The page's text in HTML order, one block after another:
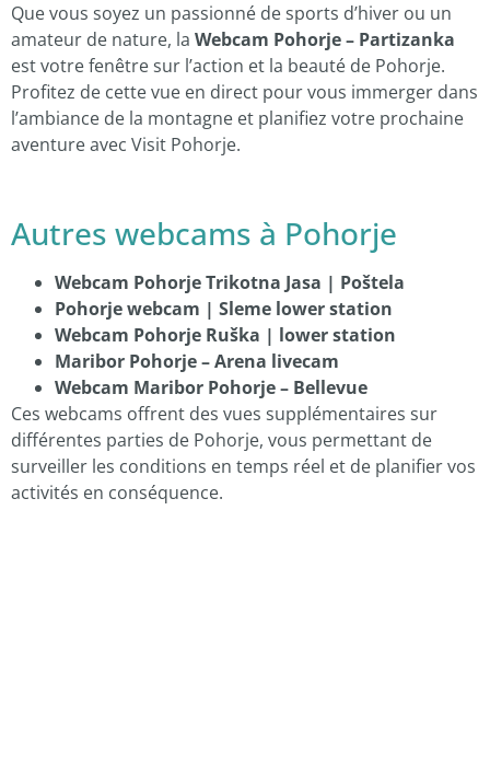
Que vous soyez un passionné de sports d’hiver ou un
amateur de nature, la Webcam Pohorje – Partizanka
est votre fenêtre sur l’action et la beauté de Pohorje.
Profitez de cette vue en direct pour vous immerger dans
l’ambiance de la montagne et planifiez votre prochaine
aventure avec Visit Pohorje.
Autres webcams à Pohorje
Webcam Pohorje Trikotna Jasa | Poštela
Pohorje webcam | Sleme lower station
Webcam Pohorje Ruška | lower station
Maribor Pohorje – Arena livecam
Webcam Maribor Pohorje – Bellevue
Ces webcams offrent des vues supplémentaires sur
différentes parties de Pohorje, vous permettant de
surveiller les conditions en temps réel et de planifier vos
activités en conséquence.